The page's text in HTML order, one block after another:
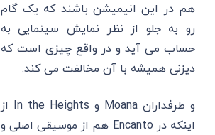
هم در این انیمیشن باشند که یک گام
رو به جلو از نظر نمایش سینمایی به
حساب می آید و در واقع چیزی است که
دیزنی همیشه با آن مخالفت می کند.
و طرفداران Moana و In the Heights از
اینکه در Encanto هم از موسیقی اصلی و